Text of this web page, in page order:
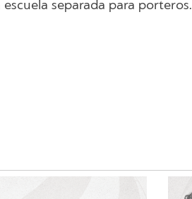
separada para porteros.